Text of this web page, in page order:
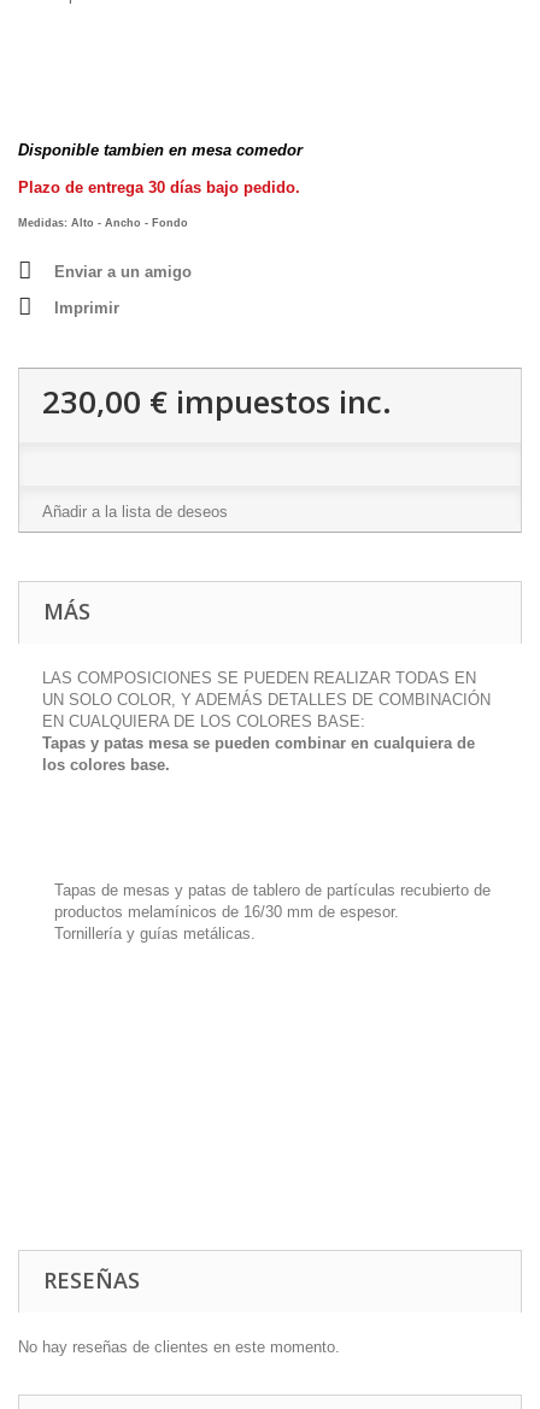
Disponible tambien en mesa comedor
Plazo de entrega 30 días bajo pedido.
Medidas: Alto - Ancho - Fondo
Enviar a un amigo
Imprimir
230,00 € impuestos inc.
Añadir a la lista de deseos
MÁS
LAS COMPOSICIONES SE PUEDEN REALIZAR TODAS EN
UN SOLO COLOR, Y ADEMÁS DETALLES DE COMBINACIÓN
EN CUALQUIERA DE LOS COLORES BASE:
Tapas y patas mesa se pueden combinar en cualquiera de
los colores base.
Tapas de mesas y patas de tablero de partículas recubierto de
productos melamínicos de 16/30 mm de espesor.
Tornillería y guías metálicas.
RESEÑAS
No hay reseñas de clientes en este momento.